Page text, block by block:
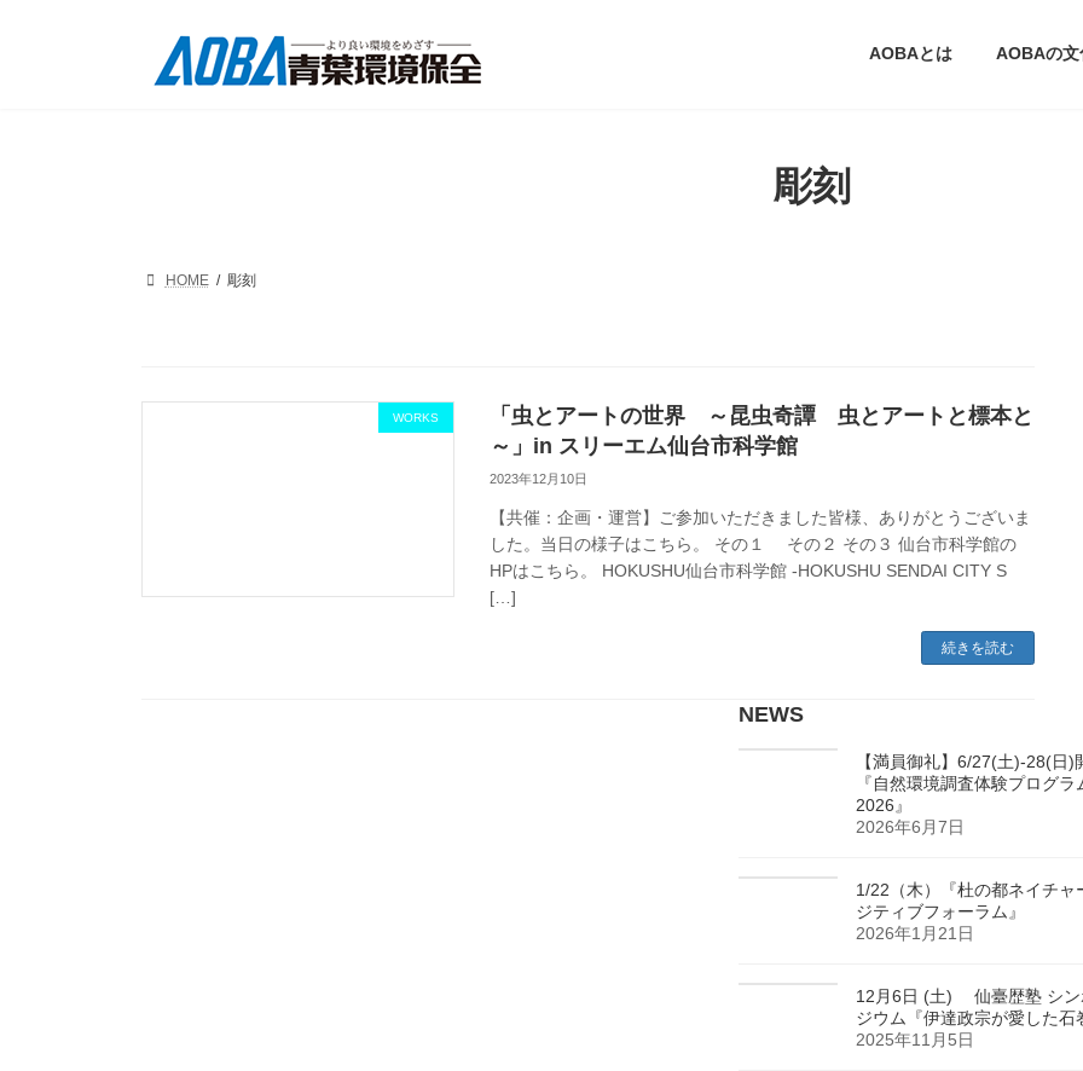
AOBAとは AOBAの文
彫刻
HOME 彫刻
WORKS
「虫とアートの世界 ～昆虫奇譚 虫とアートと標本と
～」in スリーエム仙台市科学館
2023年12月10日
【共催：企画・運営】ご参加いただきました皆様、ありがとうございま
した。当日の様子はこちら。 その１ その２ その３ 仙台市科学館の
HPはこちら。 HOKUSHU仙台市科学館 -HOKUSHU SENDAI CITY S
[…]
続きを読む
NEWS
【満員御礼】6/27(土)-28(日)
『自然環境調査体験プログラ
2026』
2026年6月7日
1/22（木）『杜の都ネイチャ
ジティブフォーラム』
2026年1月21日
12月6日 (土) 仙臺歴塾 シン
ジウム『伊達政宗が愛した石
2025年11月5日